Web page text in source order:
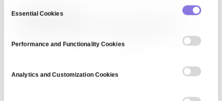
Essential Cookies
Performance and Functionality Cookies
Analytics and Customization Cookies
품질…
Big Data Analytics
프로세스입니다. 기술 분석(기술 통계), 진단 분석(원인 규명), 예측 분석
(미래 예측), 처방 분석(행동 권장) 네 가지 유형이 있으며,